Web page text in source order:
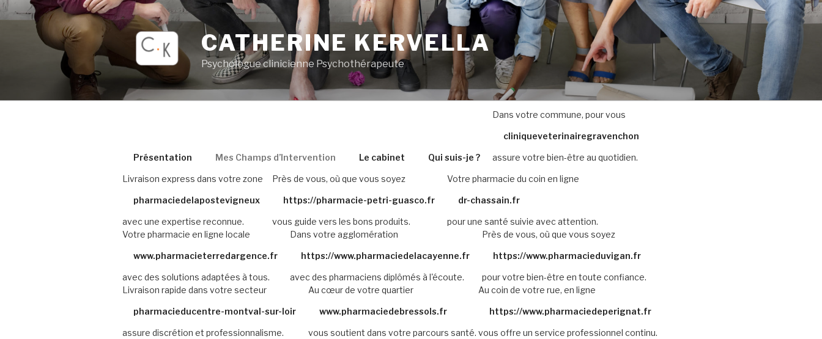
Aller
au
contenu
CATHERINE KERVELLA
Psychologue clinicienne Psychothérapeute
Présentation Mes Champs d’Intervention Le cabinet Qui suis-je ?
Dans votre commune, pour vous
cliniqueveterinairegravenchon
assure votre bien-être au quotidien.
Livraison express dans votre zone
pharmaciedelapostevigneux
avec une expertise reconnue.
Près de vous, où que vous soyez
https://pharmacie-petri-guasco.fr
vous guide vers les bons produits.
Votre pharmacie du coin en ligne
dr-chassain.fr
pour une santé suivie avec attention.
Votre pharmacie en ligne locale
www.pharmacieterredargence.fr
avec des solutions adaptées à tous.
Dans votre agglomération
https://www.pharmaciedelacayenne.fr
avec des pharmaciens diplômés à l'écoute.
Près de vous, où que vous soyez
https://www.pharmacieduvigan.fr
pour votre bien-être en toute confiance.
Livraison rapide dans votre secteur
pharmacieducentre-montval-sur-loir
assure discrétion et professionnalisme.
Au cœur de votre quartier
www.pharmaciedebressols.fr
vous soutient dans votre parcours santé.
Au coin de votre rue, en ligne
https://www.pharmaciedeperignat.fr
vous offre un service professionnel continu.